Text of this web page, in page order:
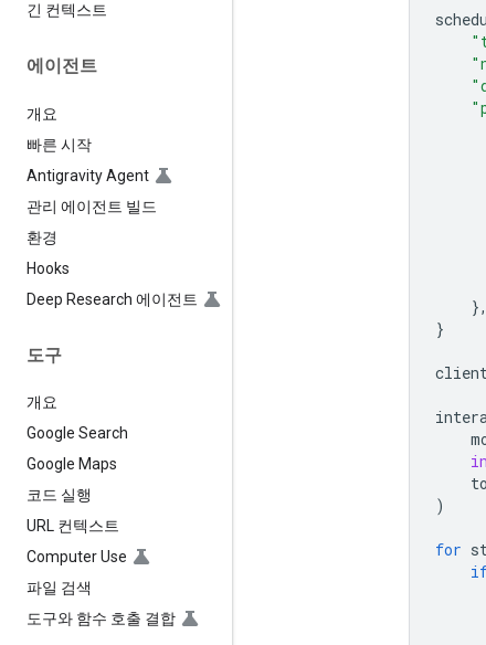
긴 컨텍스트
에이전트
개요
빠른 시작
Antigravity Agent
관리 에이전트 빌드
환경
Hooks
Deep Research 에이전트
도구
개요
Google Search
Google Maps
코드 실행
URL 컨텍스트
Computer Use
파일 검색
도구와 함수 호출 결합
},
}
)
for